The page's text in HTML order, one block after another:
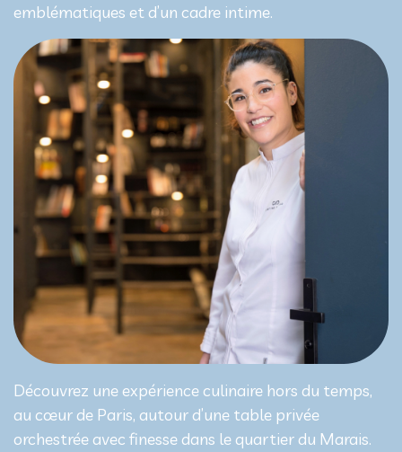
emblématiques et d’un cadre intime.
Découvrez une expérience culinaire hors du temps,
au cœur de Paris, autour d’une table privée
orchestrée avec finesse dans le quartier du Marais.